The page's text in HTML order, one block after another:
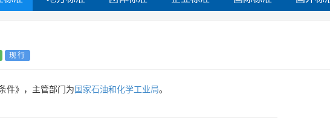
现行
件》，主管部门为国家石油和化学工业局。